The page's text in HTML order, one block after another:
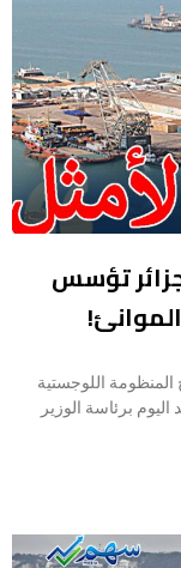
تؤسس
اللوجستية
برئاسة الوزير